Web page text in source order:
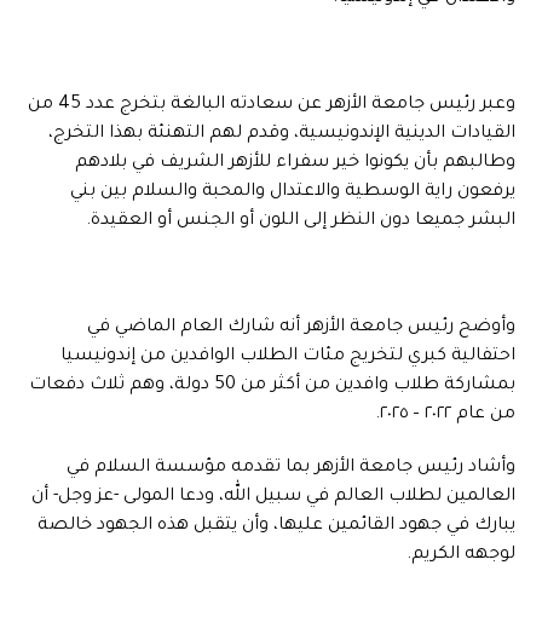
وعبر رئيس جامعة الأزهر عن سعادته البالغة بتخرج عدد 45 من
القيادات الدينية الإندونيسية، وقدم لهم التهنئة بهذا التخرج،
وطالبهم بأن يكونوا خير سفراء للأزهر الشريف في بلادهم
يرفعون راية الوسطية والاعتدال والمحبة والسلام بين بني
البشر جميعا دون النظر إلى اللون أو الجنس أو العقيدة.
وأوضح رئيس جامعة الأزهر أنه شارك العام الماضي في
احتفالية كبري لتخريج مئات الطلاب الوافدين من إندونيسيا
بمشاركة طلاب وافدين من أكثر من 50 دولة، وهم ثلاث دفعات
من عام ٢٠٢٢ – ٢٠٢٥.
وأشاد رئيس جامعة الأزهر بما تقدمه مؤسسة السلام في
العالمين لطلاب العالم في سبيل الله، ودعا المولى -عز وجل- أن
يبارك في جهود القائمين عليها، وأن يتقبل هذه الجهود خالصة
لوجهه الكريم.